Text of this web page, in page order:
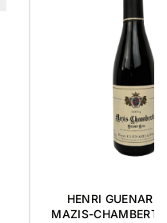
HENRI GUENARD
MAZIS-